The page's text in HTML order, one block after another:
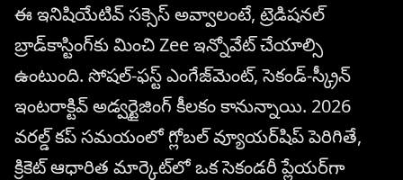
ఈ ఇనిషియేటివ్ సక్సెస్ అవ్వాలంటే, ట్రెడిషనల్
బ్రాడ్‌కాస్టింగ్‌కు మించి Zee ఇన్నోవేట్ చేయాల్సి
ఉంటుంది. సోషల్-ఫస్ట్ ఎంగేజ్‌మెంట్, సెకండ్-స్క్రీన్
ఇంటరాక్టివ్ అడ్వర్టైజింగ్ కీలకం కానున్నాయి. 2026
వరల్డ్ కప్ సమయంలో గ్లోబల్ వ్యూయర్‌షిప్ పెరిగితే,
క్రికెట్ ఆధారిత మార్కెట్‌లో ఒక సెకండరీ ప్లేయర్‌గా